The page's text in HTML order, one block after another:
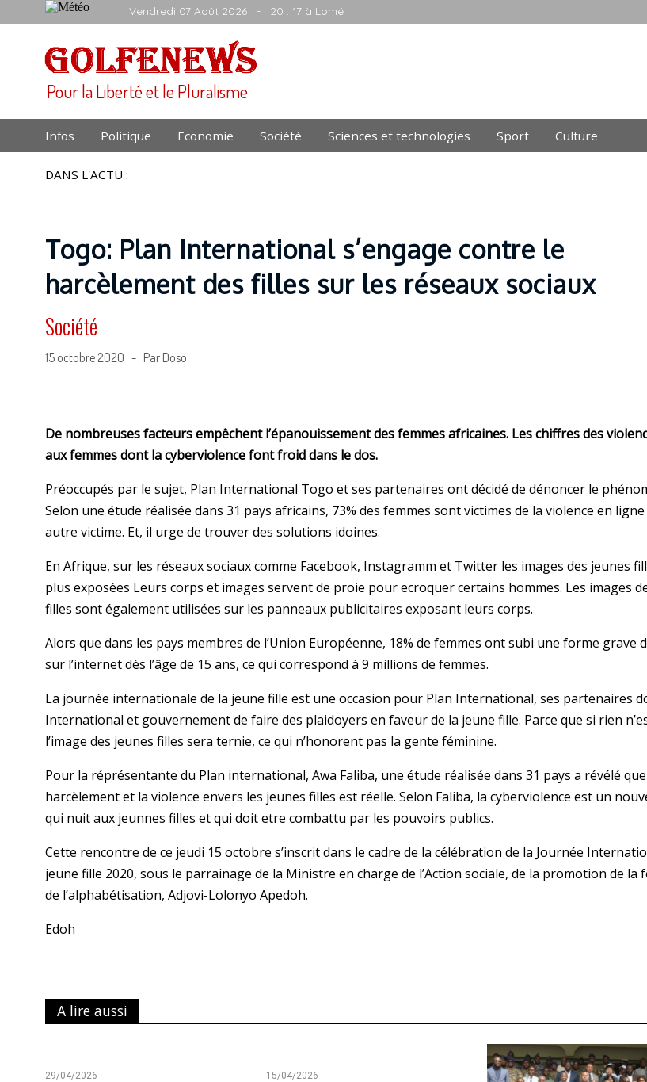
Vendredi 07 Août 2026 - 20 : 17 à Lomé
Pour la Liberté et le Pluralisme
Infos Politique Economie Société Sciences et technologies Sport Culture
DANS L'ACTU :
Togo: Plan International s’engage contre le
harcèlement des filles sur les réseaux sociaux
Société
15 octobre 2020 - Par Doso
De nombreuses facteurs empêchent l’épanouissement des femmes africaines. Les chiffres des
aux femmes dont la cyberviolence font froid dans le dos.
Préoccupés par le sujet, Plan International Togo et ses partenaires ont décidé de dénoncer le
Selon une étude réalisée dans 31 pays africains, 73% des femmes sont victimes de la violence en
autre victime. Et, il urge de trouver des solutions idoines.
En Afrique, sur les réseaux sociaux comme Facebook, Instagramm et Twitter les images des jeunes
plus exposées Leurs corps et images servent de proie pour ecroquer certains hommes. Les images
filles sont également utilisées sur les panneaux publicitaires exposant leurs corps.
Alors que dans les pays membres de l’Union Européenne, 18% de femmes ont subi une forme grave
sur l’internet dès l’âge de 15 ans, ce qui correspond à 9 millions de femmes.
La journée internationale de la jeune fille est une occasion pour Plan International, ses partenaires
International et gouvernement de faire des plaidoyers en faveur de la jeune fille. Parce que si rien
l’image des jeunes filles sera ternie, ce qui n’honorent pas la gente féminine.
Pour la réprésentante du Plan international, Awa Faliba, une étude réalisée dans 31 pays a révélé
harcèlement et la violence envers les jeunes filles est réelle. Selon Faliba, la cyberviolence est un
qui nuit aux jeunnes filles et qui doit etre combattu par les pouvoirs publics.
Cette rencontre de ce jeudi 15 octobre s’inscrit dans le cadre de la célébration de la Journée
jeune fille 2020, sous le parrainage de la Ministre en charge de l’Action sociale, de la promotion de la
de l’alphabétisation, Adjovi-Lolonyo Apedoh.
Edoh
A lire aussi
29/04/2026 15/04/2026